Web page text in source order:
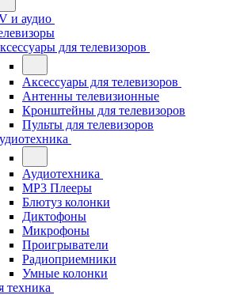
и аудио
для телевизоров
Аксессуары для телевизоров
Антенны телевизионные
Кронштейны для телевизоров
Пульты для телевизоров
Аудиотехника
MP3 Плееры
Блютуз колонки
Диктофоны
Микрофоны
Проигрыватели
Радиоприемники
Умные колонки
техника